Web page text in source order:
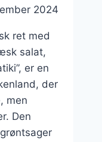
2024
ret med
salat,
er en
der
men
Den